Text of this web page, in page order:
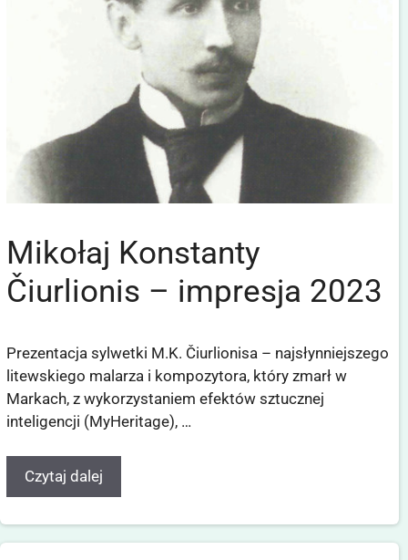
Mikołaj Konstanty
Čiurlionis – impresja 2023
Prezentacja sylwetki M.K. Čiurlionisa – najsłynniejszego
litewskiego malarza i kompozytora, który zmarł w
Markach, z wykorzystaniem efektów sztucznej
inteligencji (MyHeritage), …
Czytaj dalej